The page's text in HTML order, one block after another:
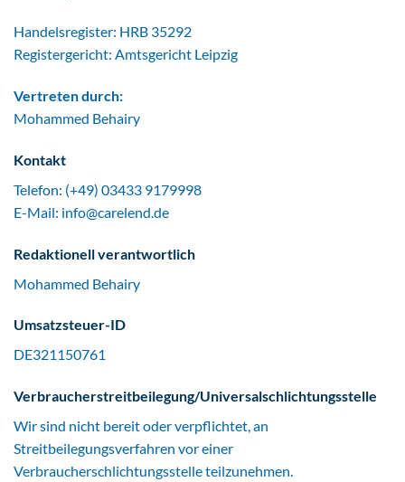
Handelsregister: HRB 35292
Registergericht: Amtsgericht Leipzig
Vertreten durch:
Mohammed Behairy
Kontakt
Telefon: (+49) 03433 9179998
E-Mail: info@carelend.de
Redaktionell verantwortlich
Mohammed Behairy
Umsatzsteuer-ID
DE321150761
Verbraucher­streit­beilegung/Universal­schlichtungs­stelle
Wir sind nicht bereit oder verpflichtet, an
Streitbeilegungsverfahren vor einer
Verbraucherschlichtungsstelle teilzunehmen.